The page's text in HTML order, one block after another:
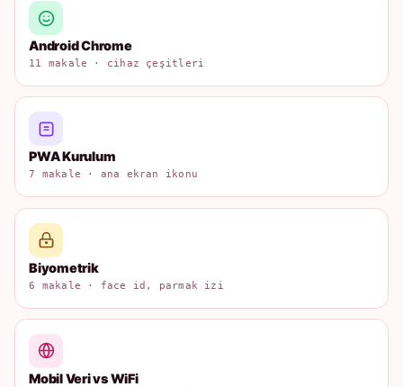
Android Chrome
11 makale · cihaz çeşitleri
PWA Kurulum
7 makale · ana ekran ikonu
Biyometrik
6 makale · face id, parmak izi
Mobil Veri vs WiFi